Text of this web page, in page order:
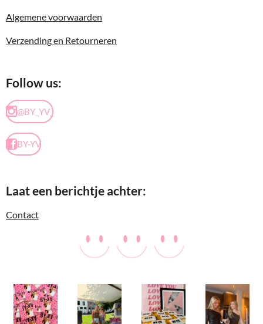
Algemene voorwaarden
Verzending en Retourneren
Follow us:
@BY_YV_
BY-YV
Laat een berichtje achter:
Contact